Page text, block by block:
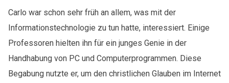
Carlo war schon sehr früh an allem, was mit der
Informationstechnologie zu tun hatte, interessiert. Einige
Professoren hielten ihn für ein junges Genie in der
Handhabung von PC und Computerprogrammen. Diese
Begabung nutzte er, um den christlichen Glauben im Internet